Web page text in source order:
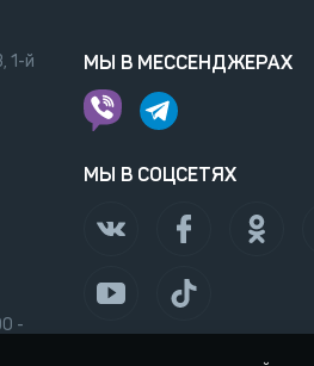
1-й
-
МЫ В МЕССЕНДЖЕРАХ
МЫ В СОЦСЕТЯХ